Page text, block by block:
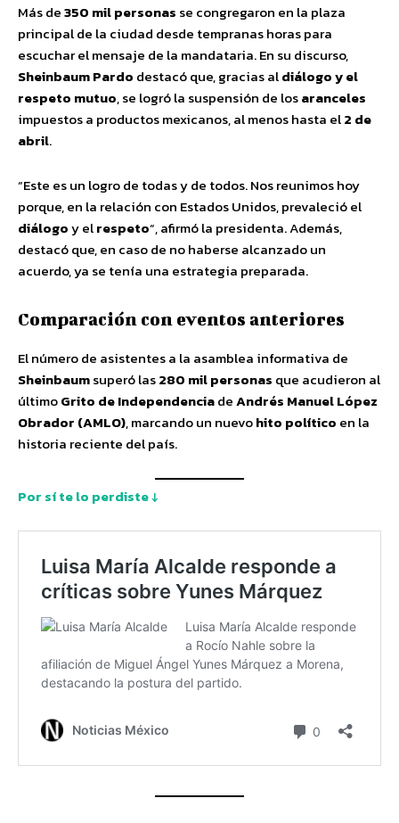
Más de350 mil personas se congregaron en la plaza
principal de la ciudad desde tempranas horas para
escuchar el mensaje de la mandataria. En su discurso,
Sheinbaum Pardo destacó que, gracias aldiálogo y el
respeto mutuo, se logró la suspensión de losaranceles
impuestos a productos mexicanos, al menos hasta el2 de
abril.
“Este es un logro de todas y de todos. Nos reunimos hoy
porque, en la relación con Estados Unidos, prevaleció el
diálogoy elrespeto“, afirmó la presidenta. Además,
destacó que, en caso de no haberse alcanzado un
acuerdo, ya se tenía una estrategia preparada.
Comparación con eventos anteriores
El número de asistentes a la asamblea informativa de
Sheinbaumsuperó las280 mil personas que acudieron al
últimoGrito de IndependenciadeAndrés Manuel López
Obrador (AMLO), marcando un nuevohito político en la
historia reciente del país.
Por sí te lo perdiste ↓